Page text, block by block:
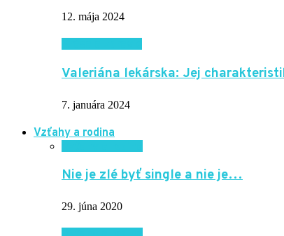
12. mája 2024
Valeriána lekárska: Jej
7. januára 2024
Vzťahy a rodina
Nie je zlé byť single a nie je…
29. júna 2020